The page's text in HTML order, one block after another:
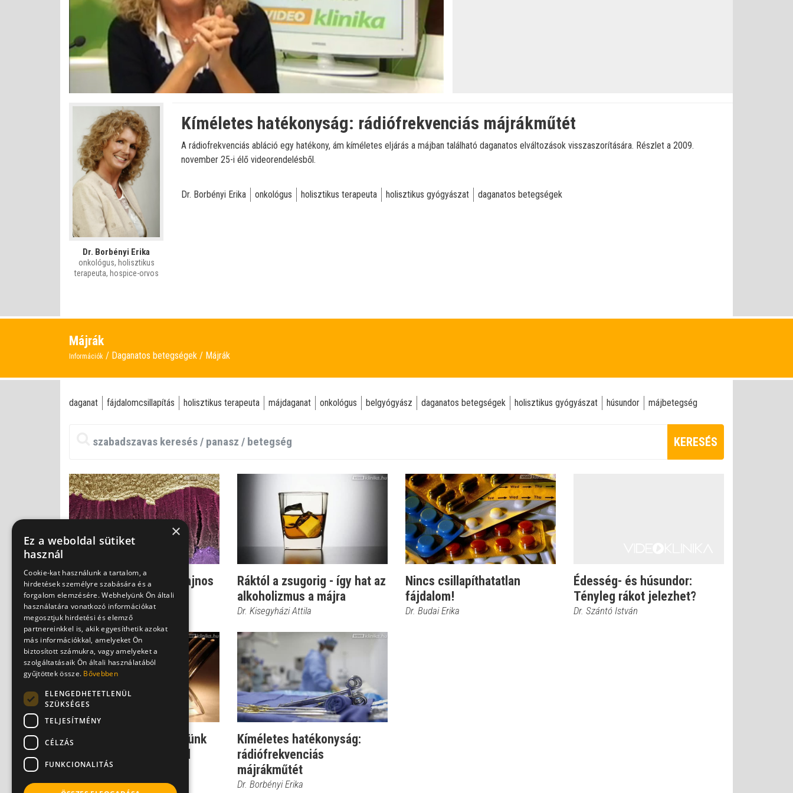
Némítás
kikapcsolva
Betöltve
0%
0%
Dr. Borbényi Erika
onkológus, holisztikus
terapeuta, hospice-orvos
Kíméletes hatékonyság: rádiófrekvenciás májrákműtét
A rádiofrekvenciás abláció egy hatékony, ám kíméletes eljárás a májban található daganatos elváltozások visszaszorítására. Részlet a 2009.
november 25-i élő videorendelésből.
Dr. Borbényi Erika onkológus holisztikus terapeuta holisztikus gyógyászat daganatos betegségek
Májrák
Információk Daganatos betegségek Májrák
daganat fájdalomcsillapítás holisztikus terapeuta májdaganat onkológus belgyógyász daganatos betegségek holisztikus gyógyászat húsundor májbetegség
KERESÉS
Hepatitisből májrák? Sajnos
lehetséges
Dr. Makara Mihály
Ráktól a zsugorig - így hat az
alkoholizmus a májra
Dr. Kisegyházi Attila
Nincs csillapíthatatlan
fájdalom!
Dr. Budai Erika
Édesség- és húsundor:
Tényleg rákot jelezhet?
Dr. Szántó István
Erre figyeljen: Mit ehetünk
Dr. Borbényi Erika
Kíméletes hatékonyság:
rádiófrekvenciás
májrákműtét
Dr. Borbényi Erika
×
Ez a weboldal sütiket
használ
Cookie-kat használunk a tartalom, a
hirdetések személyre szabására és a
forgalom elemzésére. Webhelyünk Ön általi
használatára vonatkozó információkat
megosztjuk hirdetési és elemző
partnereinkkel is, akik egyesíthetik azokat
más információkkal, amelyeket Ön
biztosított számukra, vagy amelyeket a
szolgáltatásaik Ön általi használatából
gyűjtöttek össze. Bővebben
ELENGEDHETETLENÜL
SZÜKSÉGES
TELJESÍTMÉNY
CÉLZÁS
FUNKCIONALITÁS